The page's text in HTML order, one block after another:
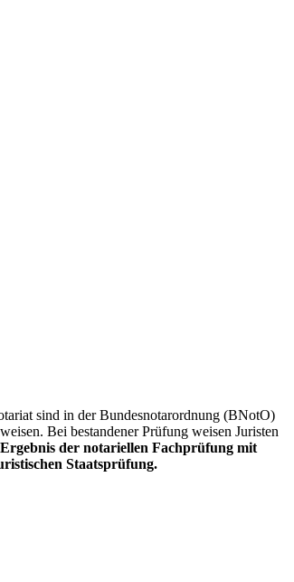
sind in der Bundesnotarordnung (BNotO)
Bei bestandener Prüfung weisen Juristen
Ergebnis der notariellen Fachprüfung mit
Staatsprüfung.